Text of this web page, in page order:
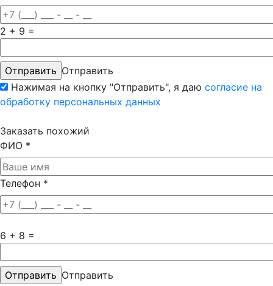
2 + 9 =
Отправить
Нажимая на кнопку "Отправить", я даю согласие на
обработку персональных данных
Заказать похожий
ФИО *
Телефон *
6 + 8 =
Отправить